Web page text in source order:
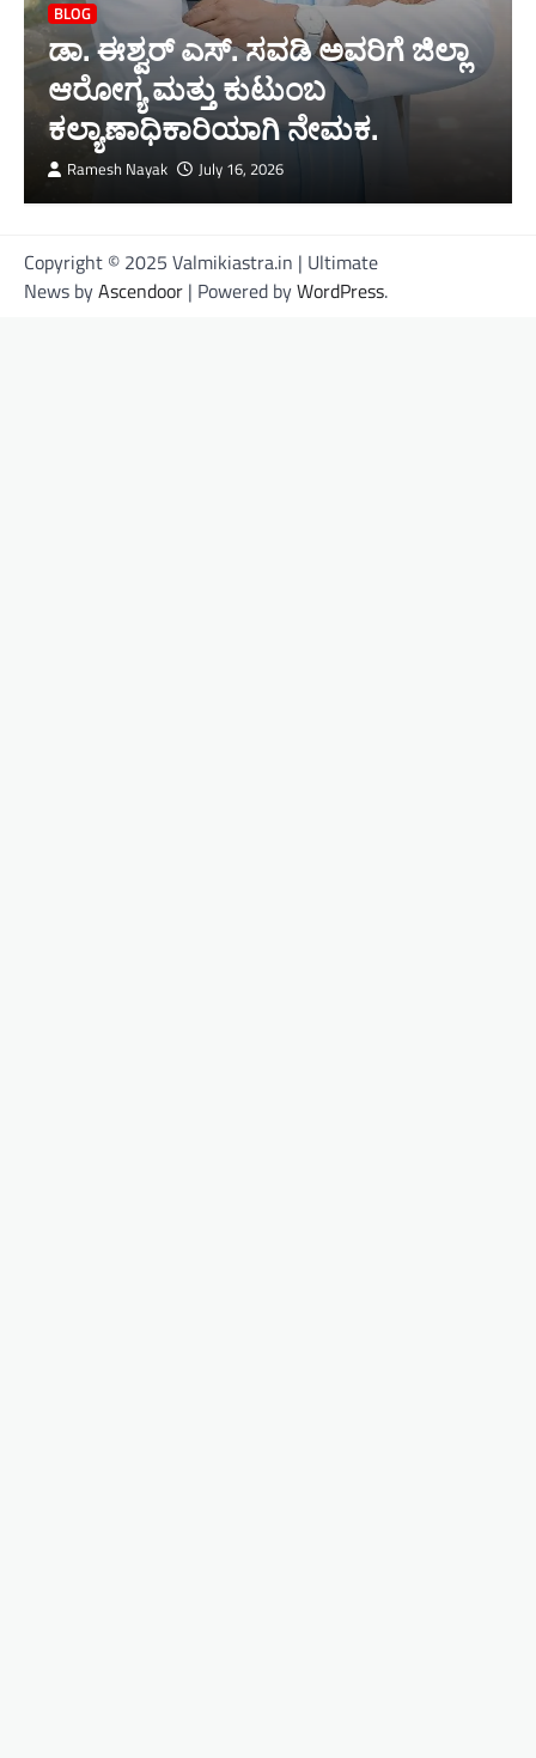
BLOG
ಡಾ. ಈಶ್ವರ್ ಎಸ್. ಸವಡಿ ಅವರಿಗೆ ಜಿಲ್ಲಾ
ಆರೋಗ್ಯ ಮತ್ತು ಕುಟುಂಬ
ಕಲ್ಯಾಣಾಧಿಕಾರಿಯಾಗಿ ನೇಮಕ.
Ramesh Nayak July 16, 2026
Copyright © 2025 Valmikiastra.in | Ultimate
News byAscendoor | Powered byWordPress.